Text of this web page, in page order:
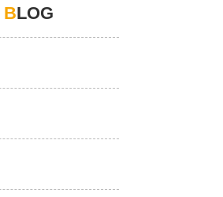
BLOG